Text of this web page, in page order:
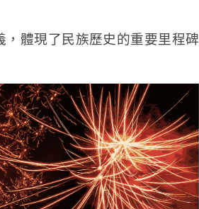
體現了民族歷史的重要里程碑